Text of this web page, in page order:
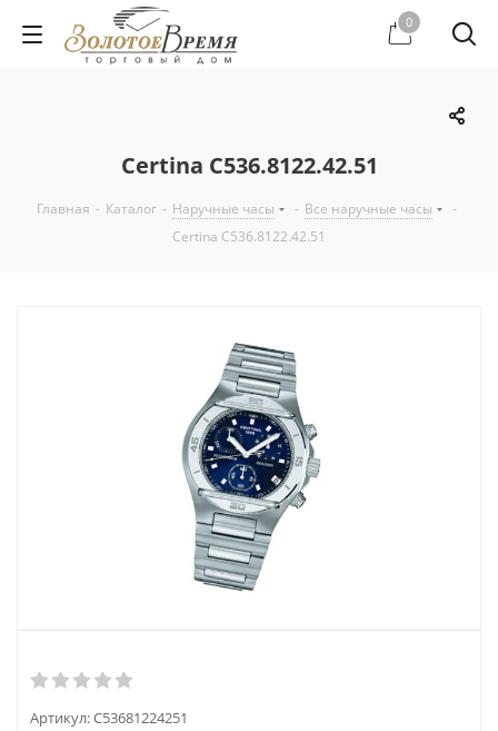
0
Certina C536.8122.42.51
Главная - Каталог - Наручные часы - Все наручные часы
-
Certina C536.8122.42.51
Артикул:C53681224251